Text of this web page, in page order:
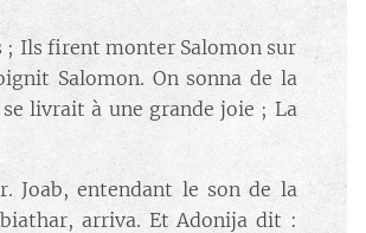
; Ils firent monter Salomon sur
Salomon. On sonna de la
livrait à une grande joie ; La
Joab, entendant le son de la
arriva. Et Adonija dit :